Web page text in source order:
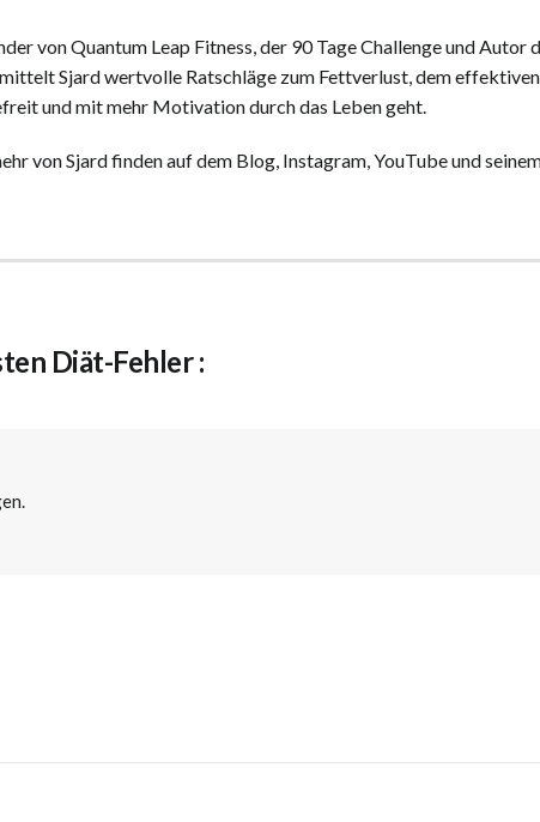
von Quantum Leap Fitness, der 90 Tage Challenge und
Sjard wertvolle Ratschläge zum Fettverlust, dem
und mit mehr Motivation durch das Leben geht.
von Sjard finden auf dem Blog, Instagram, YouTube und
Diät-Fehler :